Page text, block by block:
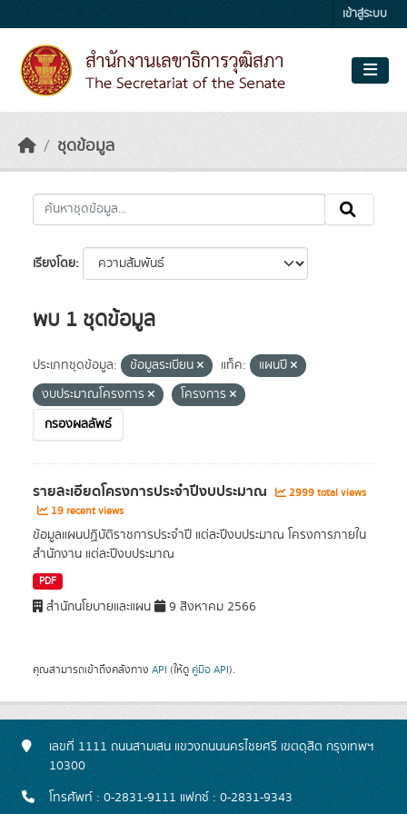
เข้าสู่ระบบ
ชุดข้อมูล
เรียงโดย
พบ 1 ชุดข้อมูล
ประเภทชุดข้อมูล: ข้อมูลระเบียน แท็ค:
แผนปี
งบประมาณโครงการ
โครงการ
กรองผลลัพธ์
รายละเอียดโครงการประจำปีงบประมาณ
2999 total views
19 recent views
ข้อมูลแผนปฏิบัติราชการประจำปี แต่ละปีงบประมาณ โครงการภายใน
สำนักงาน แต่ละปีงบประมาณ
PDF
สำนักนโยบายและแผน 9 สิงหาคม 2566
คุณสามารถเข้าถึงคลังทาง API (ให้ดู คู่มือ API).
เลขที่ 1111 ถนนสามเสน แขวงถนนนครไชยศรี เขตดุสิต กรุงเทพฯ
10300
โทรศัพท์ : 0-2831-9111 แฟกซ์ : 0-2831-9343